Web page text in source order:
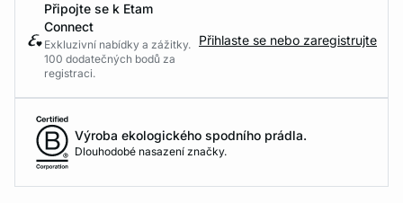
Připojte se k Etam
Connect
Exkluzivní nabídky a zážitky.
100 dodatečných bodů za
registraci.
Přihlaste se nebo zaregistrujte
Výroba ekologického spodního prádla.
Dlouhodobé nasazení značky.